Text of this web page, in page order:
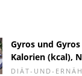
Gyros und
Kalorien (kcal),
DIÄT-UND-